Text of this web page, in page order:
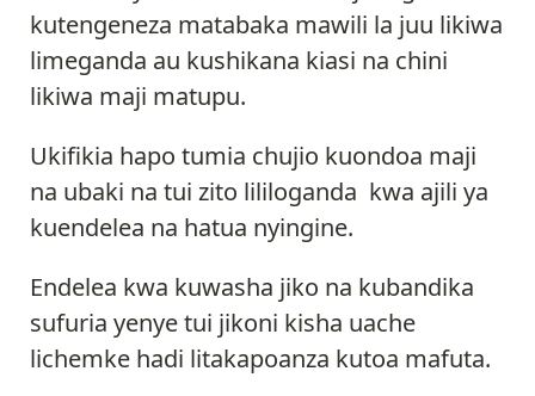
kutengeneza matabaka mawili la juu likiwa
limeganda au kushikana kiasi na chini
likiwa maji matupu.
Ukifikia hapo tumia chujio kuondoa maji
na ubaki na tui zito lililoganda kwa ajili ya
kuendelea na hatua nyingine.
Endelea kwa kuwasha jiko na kubandika
sufuria yenye tui jikoni kisha uache
lichemke hadi litakapoanza kutoa mafuta.